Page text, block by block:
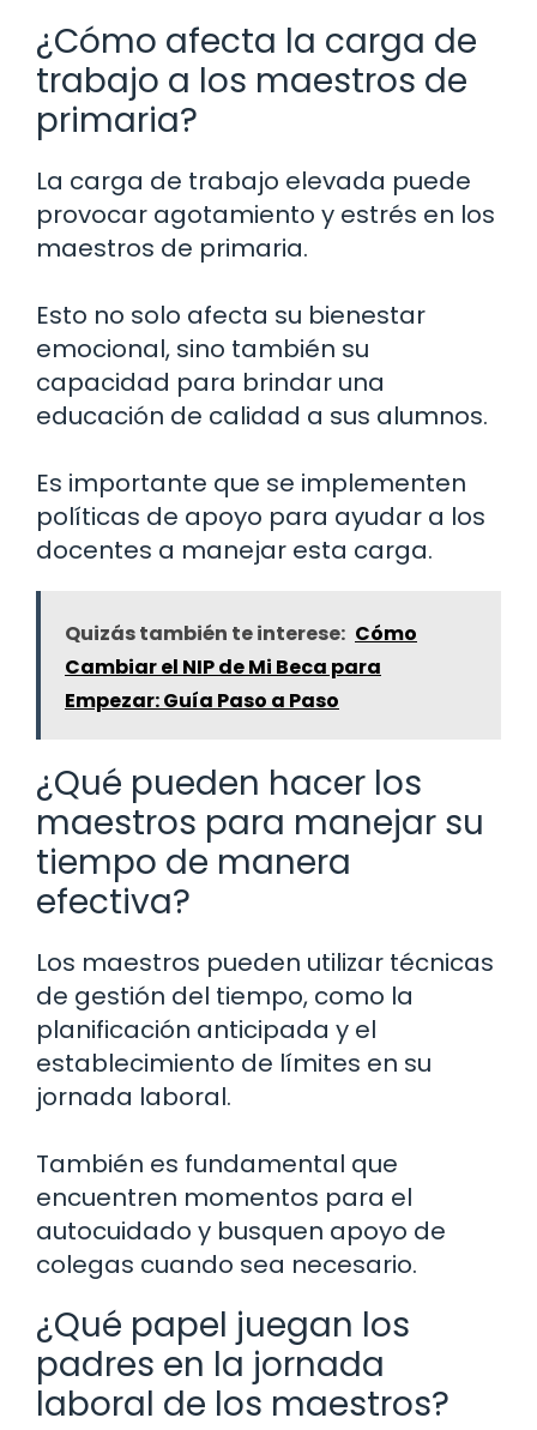
¿Cómo afecta la carga de
trabajo a los maestros de
primaria?
La carga de trabajo elevada puede
provocar agotamiento y estrés en los
maestros de primaria.
Esto no solo afecta su bienestar
emocional, sino también su
capacidad para brindar una
educación de calidad a sus alumnos.
Es importante que se implementen
políticas de apoyo para ayudar a los
docentes a manejar esta carga.
Quizás también te interese: Cómo
Cambiar el NIP de Mi Beca para
Empezar: Guía Paso a Paso
¿Qué pueden hacer los
maestros para manejar su
tiempo de manera
efectiva?
Los maestros pueden utilizar técnicas
de gestión del tiempo, como la
planificación anticipada y el
establecimiento de límites en su
jornada laboral.
También es fundamental que
encuentren momentos para el
autocuidado y busquen apoyo de
colegas cuando sea necesario.
¿Qué papel juegan los
padres en la jornada
laboral de los maestros?